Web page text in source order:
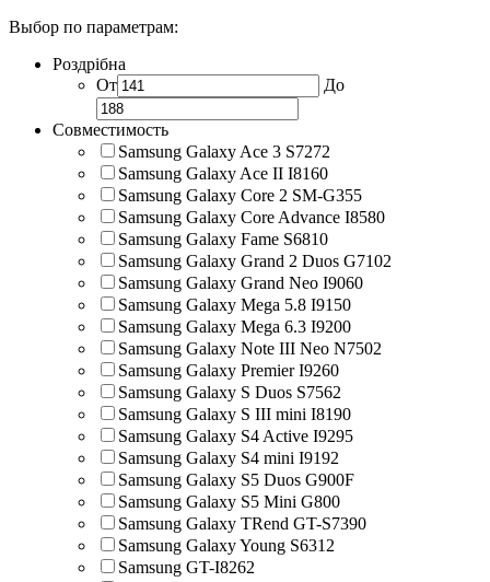
Выбор по параметрам:
Роздрібна
От
До
Совместимость
Samsung Galaxy Ace 3 S7272
Samsung Galaxy Ace II I8160
Samsung Galaxy Core 2 SM-G355
Samsung Galaxy Core Advance I8580
Samsung Galaxy Fame S6810
Samsung Galaxy Grand 2 Duos G7102
Samsung Galaxy Grand Neo I9060
Samsung Galaxy Mega 5.8 I9150
Samsung Galaxy Mega 6.3 I9200
Samsung Galaxy Note III Neo N7502
Samsung Galaxy Premier I9260
Samsung Galaxy S Duos S7562
Samsung Galaxy S III mini I8190
Samsung Galaxy S4 Active I9295
Samsung Galaxy S4 mini I9192
Samsung Galaxy S5 Duos G900F
Samsung Galaxy S5 Mini G800
Samsung Galaxy TRend GT-S7390
Samsung Galaxy Young S6312
Samsung GT-I8262